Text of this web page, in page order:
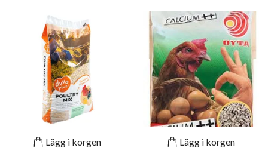
Lägg i korgen Lägg i korgen